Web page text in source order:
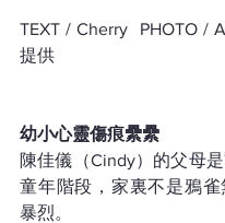
TEXT / Cherry  PHOTO /
提供
幼小心靈傷痕纍纍
陳佳儀（Cindy）的父母
童年階段，家裏不是鴉
暴烈。